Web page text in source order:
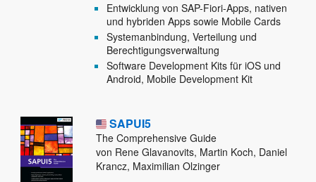
Entwicklung von SAP-Fiori-Apps, nativen
und hybriden Apps sowie Mobile Cards
Systemanbindung, Verteilung und
Berechtigungsverwaltung
Software Development Kits für iOS und
Android, Mobile Development Kit
SAPUI5
The Comprehensive Guide
von Rene Glavanovits, Martin Koch, Daniel
Krancz, Maximilian Olzinger